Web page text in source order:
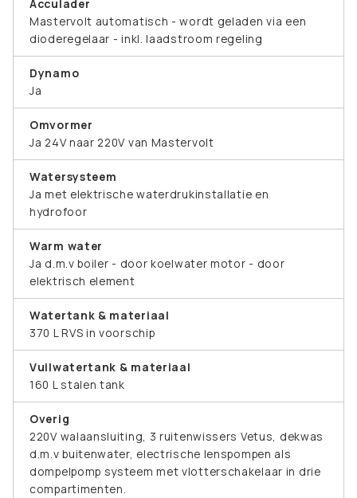
Acculader
Mastervolt automatisch - wordt geladen via een
dioderegelaar - inkl. laadstroom regeling
Dynamo
Ja
Omvormer
Ja 24V naar 220V van Mastervolt
Watersysteem
Ja met elektrische waterdrukinstallatie en
hydrofoor
Warm water
Ja d.m.v boiler - door koelwater motor - door
elektrisch element
Watertank & materiaal
370 L RVS in voorschip
Vuilwatertank & materiaal
160 L stalen tank
Overig
220V walaansluiting, 3 ruitenwissers Vetus, dekwas
d.m.v buitenwater, electrische lenspompen als
dompelpomp systeem met vlotterschakelaar in drie
compartimenten.